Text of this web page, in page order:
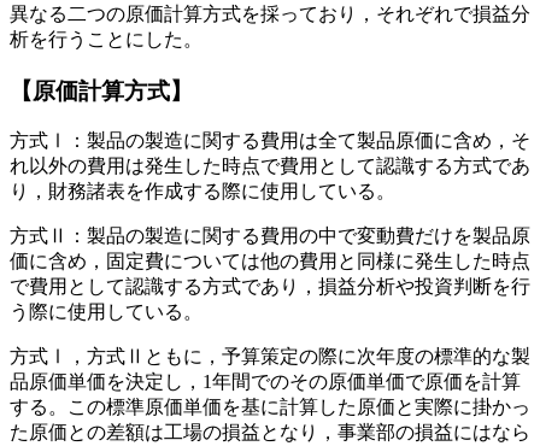
異なる二つの原価計算方式を採っており，それぞれで損益分
析を行うことにした。
【原価計算方式】
方式Ⅰ：製品の製造に関する費用は全て製品原価に含め，そ
れ以外の費用は発生した時点で費用として認識する方式であ
り，財務諸表を作成する際に使用している。
方式Ⅱ：製品の製造に関する費用の中で変動費だけを製品原
価に含め，固定費については他の費用と同様に発生した時点
で費用として認識する方式であり，損益分析や投資判断を行
う際に使用している。
方式Ⅰ，方式Ⅱともに，予算策定の際に次年度の標準的な製
品原価単価を決定し，1年間でのその原価単価で原価を計算
する。この標準原価単価を基に計算した原価と実際に掛かっ
た原価との差額は工場の損益となり，事業部の損益にはなら